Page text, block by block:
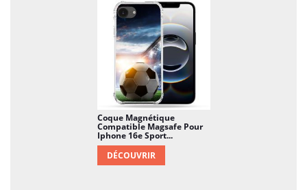
Coque Magnétique
Compatible Magsafe Pour
Iphone 16e Sport...
DÉCOUVRIR